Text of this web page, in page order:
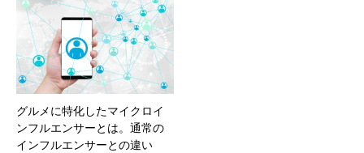
グルメに特化したマイクロイ
ンフルエンサーとは。通常の
インフルエンサーとの違い